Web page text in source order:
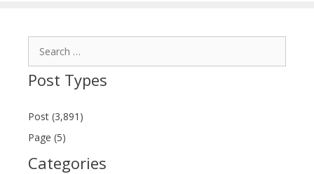
Post Types
Post (3,891)
Page (5)
Categories